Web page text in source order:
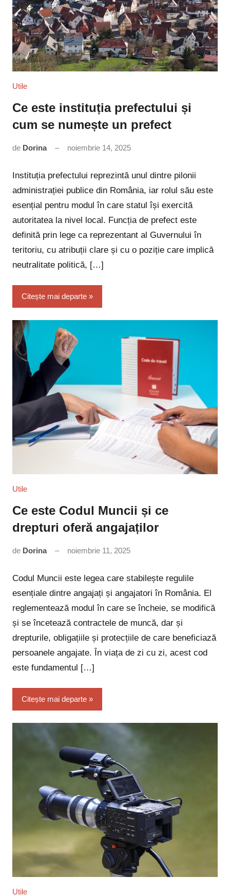
Utile
Ce este instituția prefectului și
cum se numește un prefect
de Dorina noiembrie 14, 2025
Instituția prefectului reprezintă unul dintre pilonii
administrației publice din România, iar rolul său este
esențial pentru modul în care statul își exercită
autoritatea la nivel local. Funcția de prefect este
definită prin lege ca reprezentant al Guvernului în
teritoriu, cu atribuții clare și cu o poziție care implică
neutralitate politică, […]
Citește mai departe
Utile
Ce este Codul Muncii și ce
drepturi oferă angajaților
de Dorina noiembrie 11, 2025
Codul Muncii este legea care stabilește regulile
esențiale dintre angajați și angajatori în România. El
reglementează modul în care se încheie, se modifică
și se încetează contractele de muncă, dar și
drepturile, obligațiile și protecțiile de care beneficiază
persoanele angajate. În viața de zi cu zi, acest cod
este fundamentul […]
Citește mai departe
Utile